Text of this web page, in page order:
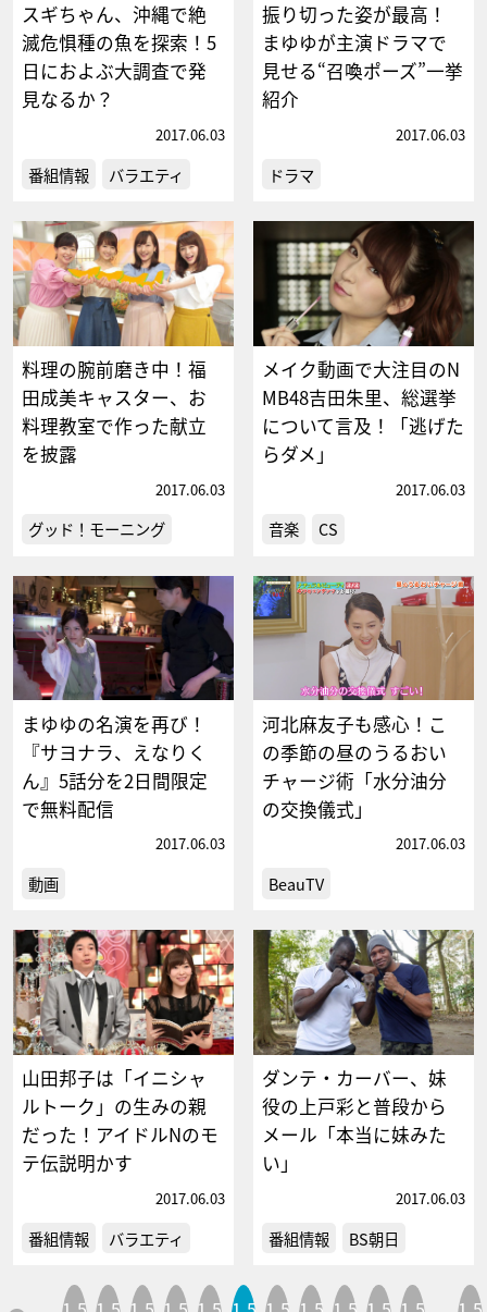
スギちゃん、沖縄で絶
滅危惧種の魚を探索！5
日におよぶ大調査で発
見なるか？
2017.06.03
番組情報 バラエティ
振り切った姿が最高！
まゆゆが主演ドラマで
見せる“召喚ポーズ”一挙
紹介
2017.06.03
ドラマ
料理の腕前磨き中！福
田成美キャスター、お
料理教室で作った献立
を披露
2017.06.03
グッド！モーニング
メイク動画で大注目のN
MB48吉田朱里、総選挙
について言及！「逃げた
らダメ」
2017.06.03
音楽 CS
まゆゆの名演を再び！
『サヨナラ、えなりく
ん』5話分を2日間限定
で無料配信
2017.06.03
動画
河北麻友子も感心！こ
の季節の昼のうるおい
チャージ術「水分油分
の交換儀式」
2017.06.03
BeauTV
山田邦子は「イニシャ
ルトーク」の生みの親
だった！アイドルNのモ
テ伝説明かす
2017.06.03
番組情報 バラエティ
ダンテ・カーバー、妹
役の上戸彩と普段から
メール「本当に妹みた
い」
2017.06.03
番組情報 BS朝日